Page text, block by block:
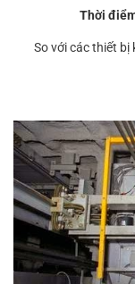
Thời
So với các thiết